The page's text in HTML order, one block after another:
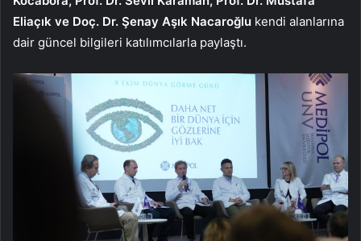
Eliaçık ve Doç. Dr. Şenay Aşık Nacaroğlu kendi alanlarına
dair güncel bilgileri katılımcılarla paylaştı.